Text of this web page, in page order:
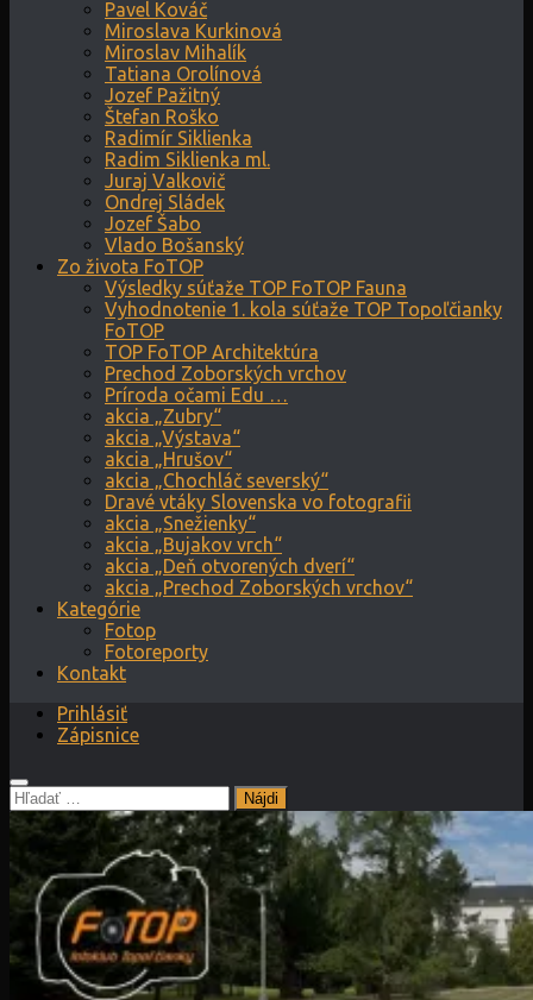
Pavel Kováč
Miroslava Kurkinová
Miroslav Mihalík
Tatiana Orolínová
Jozef Pažitný
Štefan Roško
Radimír Siklienka
Radim Siklienka ml.
Juraj Valkovič
Ondrej Sládek
Jozef Šabo
Vlado Bošanský
Zo života FoTOP
Výsledky súťaže TOP FoTOP Fauna
Vyhodnotenie 1. kola súťaže TOP Topoľčianky
FoTOP
TOP FoTOP Architektúra
Prechod Zoborských vrchov
Príroda očami Edu …
akcia „Zubry“
akcia „Výstava“
akcia „Hrušov“
akcia „Chochláč severský“
Dravé vtáky Slovenska vo fotografii
akcia „Snežienky“
akcia „Bujakov vrch“
akcia „Deň otvorených dverí“
akcia „Prechod Zoborských vrchov“
Kategórie
Fotop
Fotoreporty
Kontakt
Prihlásiť
Zápisnice
Hľadať: